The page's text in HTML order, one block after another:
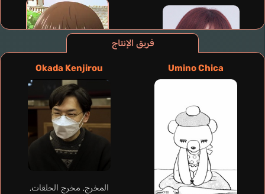
فريق الإنتاج
Umino Chica
Okada Kenjirou
المخرج, مخرج الحلقات,